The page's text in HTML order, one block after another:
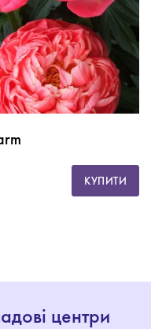
КУПИТИ
центри